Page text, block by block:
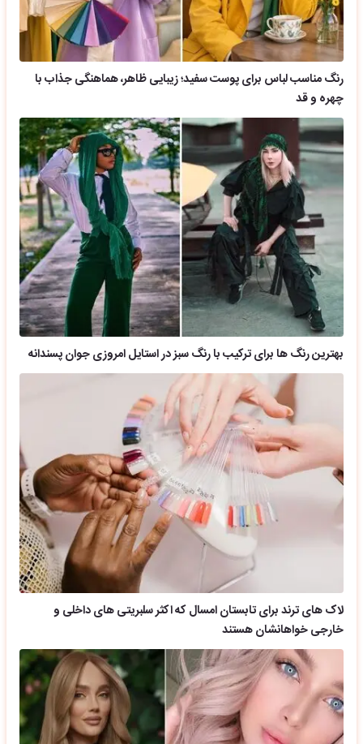
رنگ مناسب لباس برای پوست سفید؛ زیبایی ظاهر، هماهنگی جذاب با
چهره و قد
بهترین رنگ ها برای ترکیب با رنگ سبز در استایل امروزی جوان پسندانه
لاک های ترند برای تابستان امسال که اکثر سلبریتی های داخلی و
خارجی خواهانشان هستند